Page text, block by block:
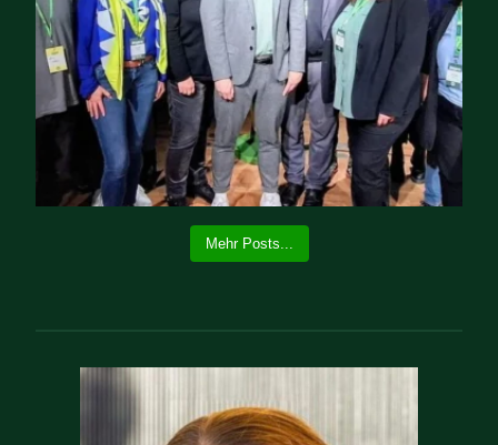
Mehr Posts...